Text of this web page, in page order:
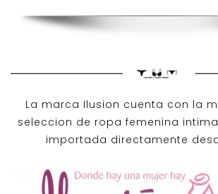
La marca Ilusion cuenta con la
seleccion de ropa femenina
importada directamente